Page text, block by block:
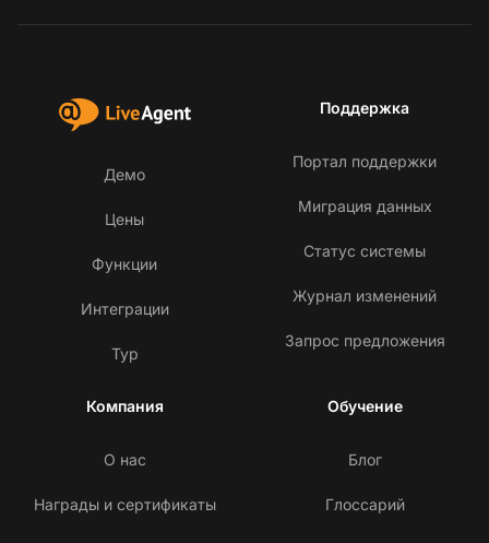
Демо
Цены
Функции
Интеграции
Тур
Поддержка
Портал поддержки
Миграция данных
Статус системы
Журнал изменений
Запрос предложения
Компания
О нас
Награды и сертификаты
Обучение
Блог
Глоссарий